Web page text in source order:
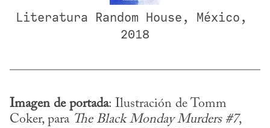
Literatura Random House, México,
2018
Imagen de portada: Ilustración de Tomm
Coker, para The Black Monday Murders #7,